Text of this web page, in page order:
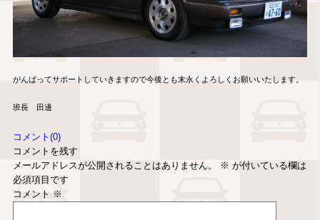
がんばってサポートしていきますので今後とも末永くよろしくお願いいたします。
班長 田邊
コメント(0)
コメントを残す
メールアドレスが公開されることはありません。
※ が付いている欄は
必須項目です
コメント ※